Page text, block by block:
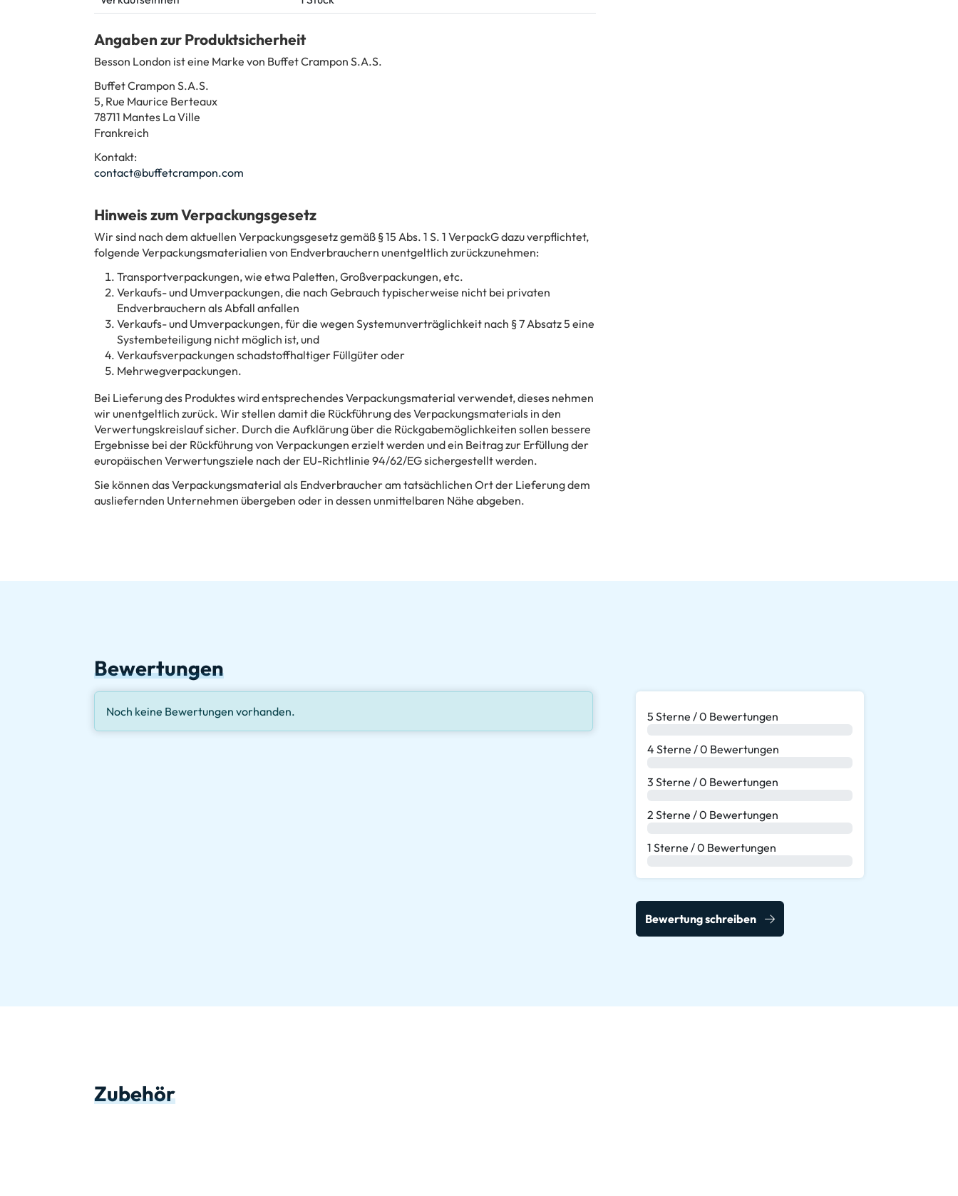
Angaben zur Produktsicherheit
Besson London ist eine Marke von Buffet Crampon S.A.S.
Buffet Crampon S.A.S.
5, Rue Maurice Berteaux
78711 Mantes La Ville
Frankreich
Kontakt:
contact@buffetcrampon.com
Hinweis zum Verpackungsgesetz
Wir sind nach dem aktuellen Verpackungsgesetz gemäß § 15 Abs. 1 S. 1 VerpackG dazu verpflichtet,
folgende Verpackungsmaterialien von Endverbrauchern unentgeltlich zurückzunehmen:
Transportverpackungen, wie etwa Paletten, Großverpackungen, etc.
Verkaufs- und Umverpackungen, die nach Gebrauch typischerweise nicht bei privaten
Endverbrauchern als Abfall anfallen
Verkaufs- und Umverpackungen, für die wegen Systemunverträglichkeit nach § 7 Absatz 5 eine
Systembeteiligung nicht möglich ist, und
Verkaufsverpackungen schadstoffhaltiger Füllgüter oder
Mehrwegverpackungen.
Bei Lieferung des Produktes wird entsprechendes Verpackungsmaterial verwendet, dieses nehmen
wir unentgeltlich zurück. Wir stellen damit die Rückführung des Verpackungsmaterials in den
Verwertungskreislauf sicher. Durch die Aufklärung über die Rückgabemöglichkeiten sollen bessere
Ergebnisse bei der Rückführung von Verpackungen erzielt werden und ein Beitrag zur Erfüllung der
europäischen Verwertungsziele nach der EU-Richtlinie 94/62/EG sichergestellt werden.
Sie können das Verpackungsmaterial als Endverbraucher am tatsächlichen Ort der Lieferung dem
ausliefernden Unternehmen übergeben oder in dessen unmittelbaren Nähe abgeben.
Bewertungen
5 Sterne / 0 Bewertungen
4 Sterne / 0 Bewertungen
3 Sterne / 0 Bewertungen
2 Sterne / 0 Bewertungen
1 Sterne / 0 Bewertungen
Bewertung schreiben
Noch keine Bewertungen vorhanden.
Zubehör